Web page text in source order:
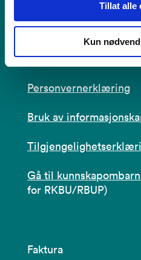
Tillat alle
Kun
+47 56 10 70 00
Personvernerklæring
Bruk av
Gå til
for RKBU/RBUP)
Faktura